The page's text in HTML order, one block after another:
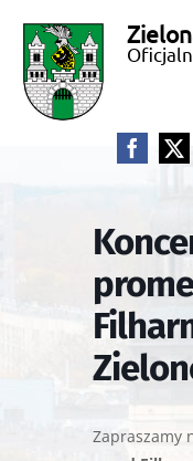
zawartości
Miasto
Zielona
X
Zapraszamy